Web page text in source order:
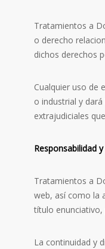
Tratamientos a
o derecho
dichos derechos
Cualquier uso de
o industrial y
extrajudiciales
Responsabilidad
Tratamientos a
web, así como la
título
La continuidad y